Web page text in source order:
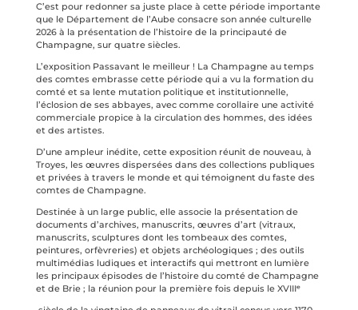
C’est pour redonner sa juste place à cette période importante
que le Département de l’Aube consacre son année culturelle
2026 à la présentation de l’histoire de la principauté de
Champagne, sur quatre siècles.
L’exposition Passavant le meilleur ! La Champagne au temps
des comtes embrasse cette période qui a vu la formation du
comté et sa lente mutation politique et institutionnelle,
l’éclosion de ses abbayes, avec comme corollaire une activité
commerciale propice à la circulation des hommes, des idées
et des artistes.
D’une ampleur inédite, cette exposition réunit de nouveau, à
Troyes, les œuvres dispersées dans des collections publiques
et privées à travers le monde et qui témoignent du faste des
comtes de Champagne.
Destinée à un large public, elle associe la présentation de
documents d’archives, manuscrits, œuvres d’art (vitraux,
manuscrits, sculptures dont les tombeaux des comtes,
peintures, orfèvreries) et objets archéologiques ; des outils
multimédias ludiques et interactifs qui mettront en lumière
les principaux épisodes de l’histoire du comté de Champagne
et de Brie ; la réunion pour la première fois depuis le XVIIIᵉ